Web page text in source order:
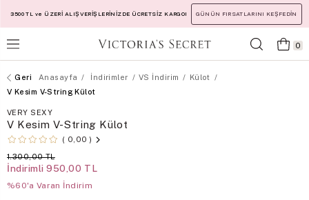
3500 TL ve ÜZERİ ALIŞVERİŞLERİNİZDE ÜCRETSİZ KARGO! GÜNÜN FIRSATLARINI KEŞFEDİN
0
Anasayfa İndirimler VS İndirim
Külot
V Kesim V-String Külot
VERY SEXY
V Kesim V-String Külot
0,00
1.300,00 TL
İndirimli 950,00 TL
%60'a Varan İndirim